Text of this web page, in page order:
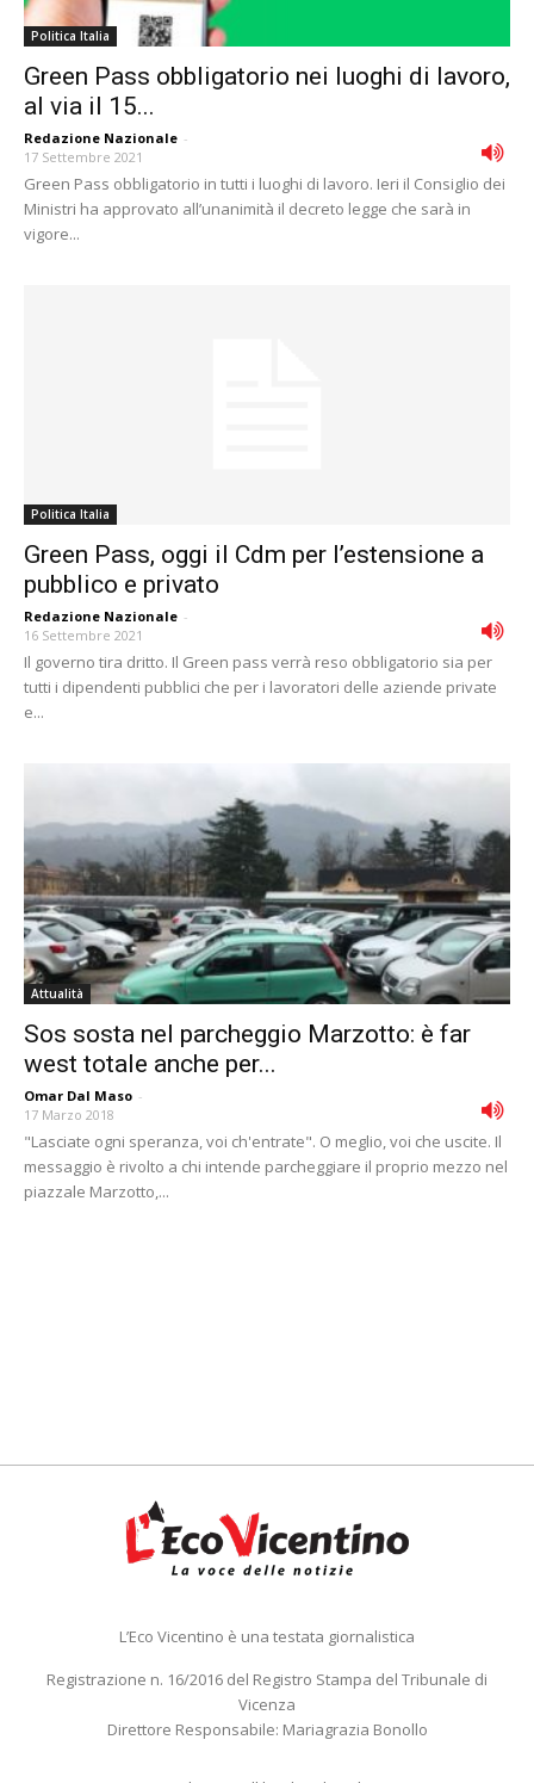
Politica Italia
Green Pass obbligatorio nei luoghi di lavoro,
al via il 15...
Redazione Nazionale -
17 Settembre 2021
Green Pass obbligatorio in tutti i luoghi di lavoro. Ieri il Consiglio dei
Ministri ha approvato all’unanimità il decreto legge che sarà in
vigore...
Politica Italia
Green Pass, oggi il Cdm per l’estensione a
pubblico e privato
Redazione Nazionale -
16 Settembre 2021
Il governo tira dritto. Il Green pass verrà reso obbligatorio sia per
tutti i dipendenti pubblici che per i lavoratori delle aziende private
e...
Attualità
Sos sosta nel parcheggio Marzotto: è far
west totale anche per...
Omar Dal Maso -
17 Marzo 2018
"Lasciate ogni speranza, voi ch'entrate". O meglio, voi che uscite. Il
messaggio è rivolto a chi intende parcheggiare il proprio mezzo nel
piazzale Marzotto,...
L’Eco Vicentino è una testata giornalistica
Registrazione n. 16/2016 del Registro Stampa del Tribunale di
Vicenza
Direttore Responsabile: Mariagrazia Bonollo